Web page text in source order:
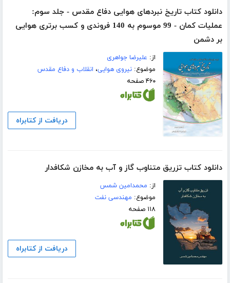
دانلود کتاب تاریخ نبردهای هوایی دفاع مقدس - جلد سوم:
عملیات کمان - 99 موسوم به 140 فروندی و کسب برتری هوایی
بر دشمن
از: علیرضا جواهری
موضوع:نیروی هوایی، انقلاب و دفاع مقدس
۴۶۰ صفحه
دریافت از کتابراه
دانلود کتاب تزریق متناوب گاز و آب به مخازن شکافدار
از: محمدامین شمس
موضوع: مهندسی نفت
۱۱۸ صفحه
دریافت از کتابراه